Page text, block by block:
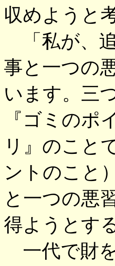
収めようと
「私が、
事と一つの
います。三
『ゴミのポ
リ』のこと
ントのこと
と一つの悪
得ようとす
一代で財